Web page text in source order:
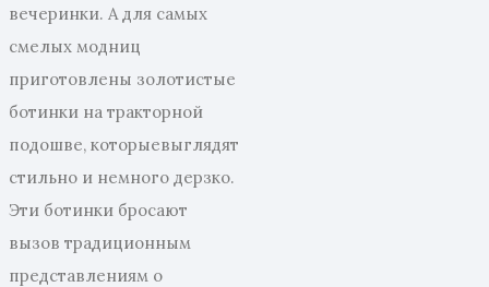
вечеринки. А для самых
смелых модниц
приготовлены золотистые
ботинки на тракторной
подошве, которыевыглядят
стильно и немного дерзко.
Эти ботинки бросают
вызов традиционным
представлениям о